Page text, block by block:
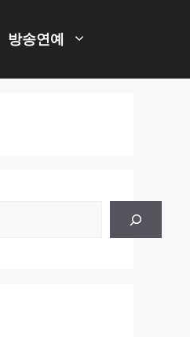
방송연예